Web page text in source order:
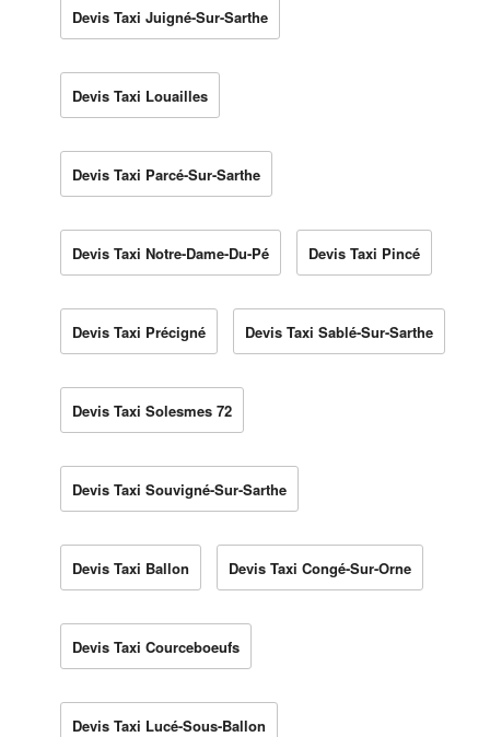
Devis Taxi Juigné-Sur-Sarthe
Devis Taxi Louailles
Devis Taxi Parcé-Sur-Sarthe
Devis Taxi Notre-Dame-Du-Pé Devis Taxi Pincé
Devis Taxi Précigné Devis Taxi Sablé-Sur-Sarthe
Devis Taxi Solesmes 72
Devis Taxi Souvigné-Sur-Sarthe
Devis Taxi Ballon Devis Taxi Congé-Sur-Orne
Devis Taxi Courceboeufs
Devis Taxi Lucé-Sous-Ballon